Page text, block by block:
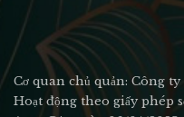
Cơ quan chủ quản: Công
Hoạt động theo giấy phép